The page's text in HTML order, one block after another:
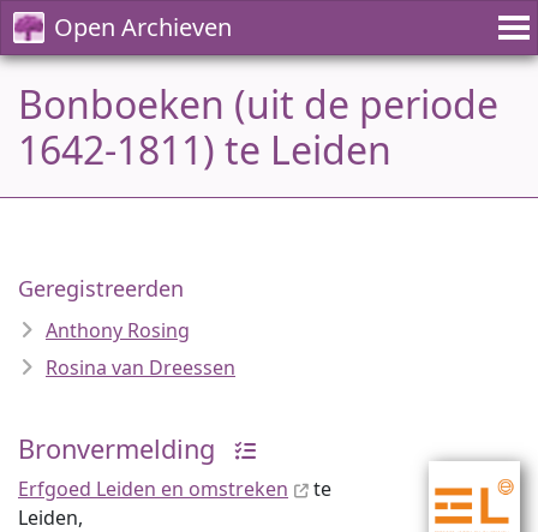
Open Archieven
Bonboeken (uit de periode
1642-1811) te Leiden
Geregistreerden
Anthony Rosing
Rosina van Dreessen
Bronvermelding
Erfgoed Leiden en omstreken
te
Leiden,